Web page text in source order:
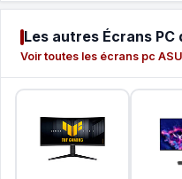
Les autres Écrans PC
Voir toutes les écrans pc